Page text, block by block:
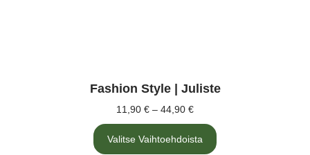
Fashion Style | Juliste
11,90 € – 44,90 €
Valitse Vaihtoehdoista